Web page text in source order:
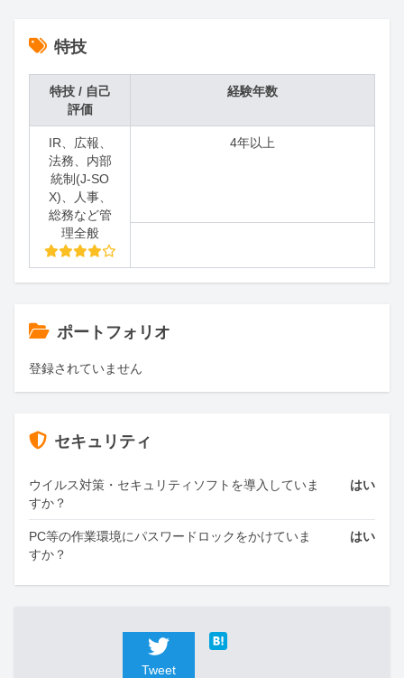
特技
特技 / 自己
評価
経験年数
IR、広報、
法務、内部
統制(J-SO
X)、人事、
総務など管
理全般
4年以上
ポートフォリオ
登録されていません
セキュリティ
ウイルス対策・セキュリティソフトを導入していま
すか？
はい
PC等の作業環境にパスワードロックをかけていま
すか？
はい
Tweet